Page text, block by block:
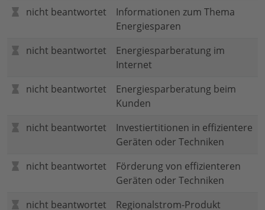
nicht beantwortet
Informationen zum Thema
Energiesparen
nicht beantwortet
Energiesparberatung im
Internet
nicht beantwortet
Energiesparberatung beim
Kunden
nicht beantwortet
Investiertitionen in effizientere
Geräten oder Techniken
nicht beantwortet
Förderung von effizienteren
Geräten oder Techniken
nicht beantwortet
Regionalstrom-Produkt